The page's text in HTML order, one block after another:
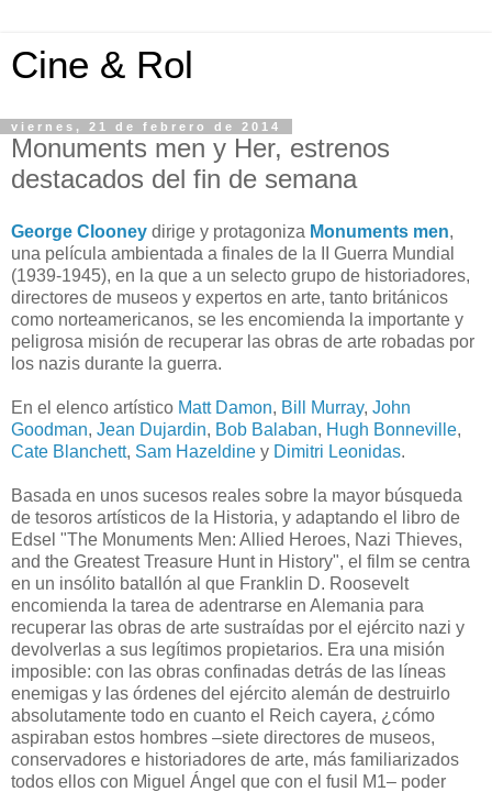
Cine & Rol
viernes, 21 de febrero de 2014
Monuments men y Her, estrenos
destacados del fin de semana
George Clooney dirige y protagoniza Monuments men,
una película ambientada a finales de la II Guerra Mundial
(1939-1945), en la que a un selecto grupo de historiadores,
directores de museos y expertos en arte, tanto británicos
como norteamericanos, se les encomienda la importante y
peligrosa misión de recuperar las obras de arte robadas por
los nazis durante la guerra.
En el elenco artístico Matt Damon, Bill Murray, John
Goodman, Jean Dujardin, Bob Balaban, Hugh Bonneville,
Cate Blanchett, Sam Hazeldine y Dimitri Leonidas.
Basada en unos sucesos reales sobre la mayor búsqueda
de tesoros artísticos de la Historia, y adaptando el libro de
Edsel "The Monuments Men: Allied Heroes, Nazi Thieves,
and the Greatest Treasure Hunt in History", el film se centra
en un insólito batallón al que Franklin D. Roosevelt
encomienda la tarea de adentrarse en Alemania para
recuperar las obras de arte sustraídas por el ejército nazi y
devolverlas a sus legítimos propietarios. Era una misión
imposible: con las obras confinadas detrás de las líneas
enemigas y las órdenes del ejército alemán de destruirlo
absolutamente todo en cuanto el Reich cayera, ¿cómo
aspiraban estos hombres –siete directores de museos,
conservadores e historiadores de arte, más familiarizados
todos ellos con Miguel Ángel que con el fusil M1– poder